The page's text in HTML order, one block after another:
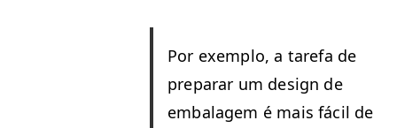
Por exem­p­lo, a tare­fa de
preparar um design de
embal­agem é mais fácil de